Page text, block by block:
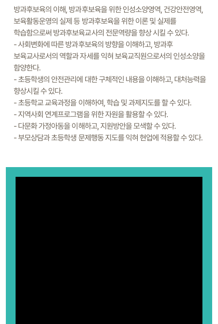
방과후보육의 이해, 방과후보육을 위한 인성소양영역, 건강안전영역,
보육활동운영의 실제 등 방과후보육을 위한 이론 및 실제를
학습함으로써 방과후보육교사의 전문역량을 향상 시킬 수 있다.
- 사회변화에 따른 방과후보육의 방향을 이해하고, 방과후
보육교사로서의 역할과 자세를 익혀 보육교직원으로서의 인성소양을
함양한다.
- 초등학생의 안전관리에 대한 구체적인 내용을 이해하고, 대처능력을
향상시킬 수 있다.
- 초등학교 교육과정을 이해하여, 학습 및 과제지도를 할 수 있다.
- 지역사회 연계프로그램을 위한 자원을 활용할 수 있다.
- 다문화 가정아동을 이해하고, 지원방안을 모색할 수 있다.
- 부모상담과 초등학생 문제행동 지도를 익혀 현업에 적용할 수 있다.